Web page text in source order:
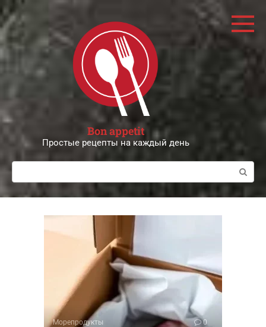
Перейти
к
контенту
Bon appetit
Простые рецепты на каждый день
Поиск:
Морепродукты 0